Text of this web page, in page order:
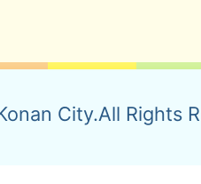
City.All Rights